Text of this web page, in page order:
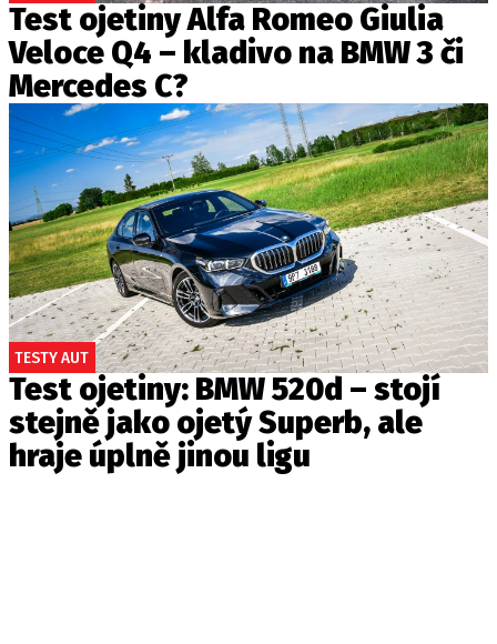
Test ojetiny Alfa Romeo Giulia
Veloce Q4 – kladivo na BMW 3 či
Mercedes C?
TESTY AUT
Test ojetiny: BMW 520d – stojí
stejně jako ojetý Superb, ale
hraje úplně jinou ligu